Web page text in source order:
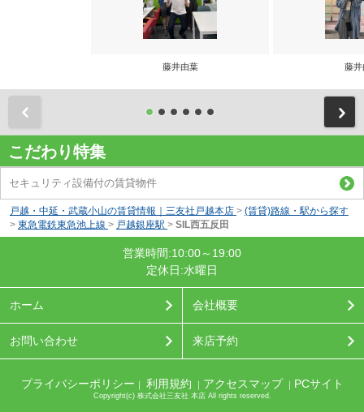
藤井由葉 藤井
こだわり特集
セキュリティ設備付の賃貸物件
戸越・中延・武蔵小山の賃貸情報｜三友社戸越本店 > (賃貸)路線・駅から探す
> 東急電鉄東急池上線 > 戸越銀座駅 > SIL西五反田
営業時間:10:00～19:00
定休日:水曜日
ホーム 会社概要
お問い合わせ 来店予約
プライバシーポリシー ｜ 利用規約 ｜ アクセスマップ ｜ PCサイト
Copyright(c) 株式会社三友社 本店 All rights reserved.